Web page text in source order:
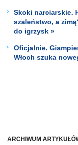
ARCHIWUM
Skoki narciarskie.
szaleństwo, a
do igrzysk »
Oficjalnie.
Włoch szuka